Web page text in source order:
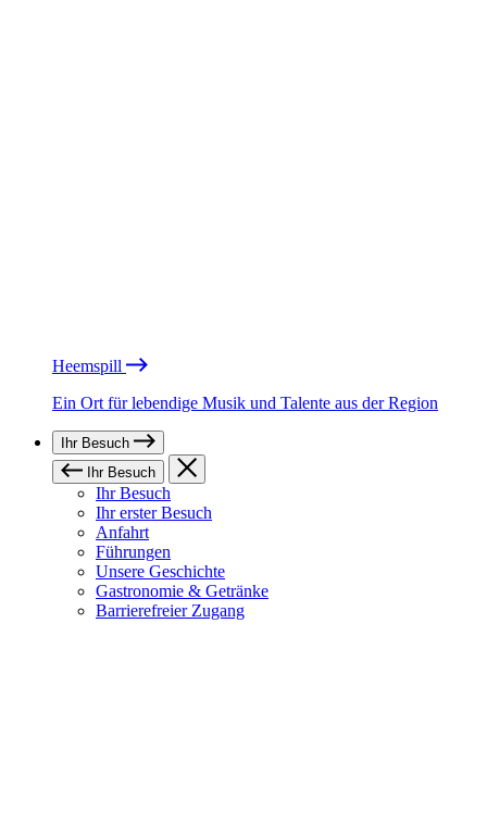
Heemspill
Ein Ort für lebendige Musik und Talente aus der Region
Ihr Besuch
Ihr Besuch
Ihr Besuch
Ihr erster Besuch
Anfahrt
Führungen
Unsere Geschichte
Gastronomie & Getränke
Barrierefreier Zugang